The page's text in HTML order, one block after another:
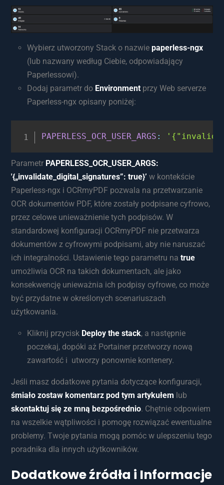
Wybierz utworzony Stack o nazwie paperless-ngx
(lub nazwany według Ciebie, odpowiadający
Paperlessowi).
Dodaj parametr do Environment przy Web serverze
Paperless-ngx opisany poniżej:
PAPERLESS_OCR_USER_ARGS :
Parametr PAPERLESS_OCR_USER_ARGS:
'{„invalidate_digital_signatures”: true}’ w kontekście
Paperless-ngx i OCRmyPDF pozwala na przetwarzanie
OCR dokumentów PDF, które zostały podpisane cyfrowo,
przez celowe unieważnienie tych podpisów. W
standardowej konfiguracji OCRmyPDF nie przetwarza
dokumentów z cyfrowymi podpisami, aby nie naruszać
ich integralności. Ustawienie tego parametru na true
umożliwia OCR na takich dokumentach, ale jako
konsekwencję unieważnia ich podpisy cyfrowe, co może
być przydatne w określonych scenariuszach
użytkowania.
Kliknij przycisk Deploy the stack, a następnie
poczekaj, dopóki aż Portainer przetworzy nową
zawartość i utworzy ponownie kontenery.
Jeśli masz dodatkowe pytania dotyczące konfiguracji,
śmiało zostaw komentarz pod tym artykułem lub
skontaktuj się ze mną bezpośrednio. Chętnie odpowiem
na wszelkie wątpliwości i pomogę rozwiązać ewentualne
problemy. Twoje pytania mogą pomóc w ulepszeniu tego
poradnika dla innych użytkowników.
Dodatkowe źródła i Informacje